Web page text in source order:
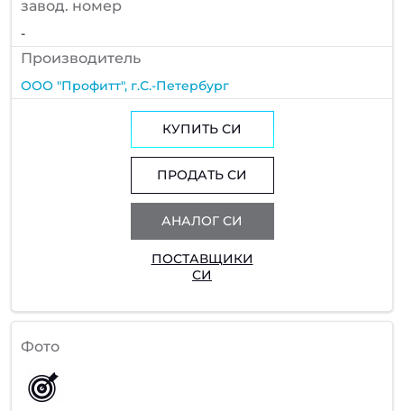
завод. номер
-
Производитель
ООО "Профитт", г.С.-Петербург
КУПИТЬ СИ
ПРОДАТЬ СИ
АНАЛОГ СИ
ПОСТАВЩИКИ
СИ
Фото